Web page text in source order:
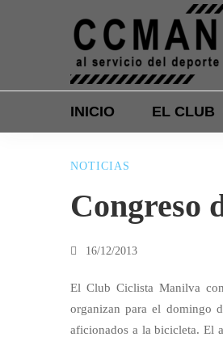
Ciclismo
Carretera
INICIO EL CLUB
de
Ciclismo
NOTICIAS
Congreso
16/12/2013
El Club Ciclista Manilva
organizan para el domingo
aficionados a la bicicleta. El